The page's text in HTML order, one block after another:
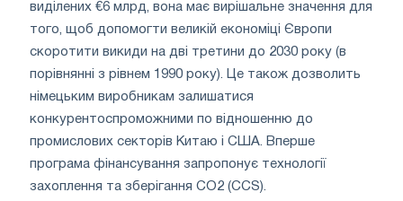
виділених €6 млрд, вона має вирішальне значення для
того, щоб допомогти великій економіці Європи
скоротити викиди на дві третини до 2030 року (в
порівнянні з рівнем 1990 року). Це також дозволить
німецьким виробникам залишатися
конкурентоспроможними по відношенню до
промислових секторів Китаю і США. Вперше
програма фінансування запропонує технології
захоплення та зберігання CO2 (CCS).